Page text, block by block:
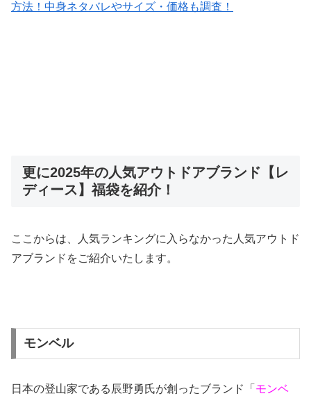
方法！中身ネタバレやサイズ・価格も調査！
更に2025年の人気アウトドアブランド【レ
ディース】福袋を紹介！
ここからは、人気ランキングに入らなかった人気アウトド
アブランドをご紹介いたします。
モンベル
日本の登山家である辰野勇氏が創ったブランド「 モンベ